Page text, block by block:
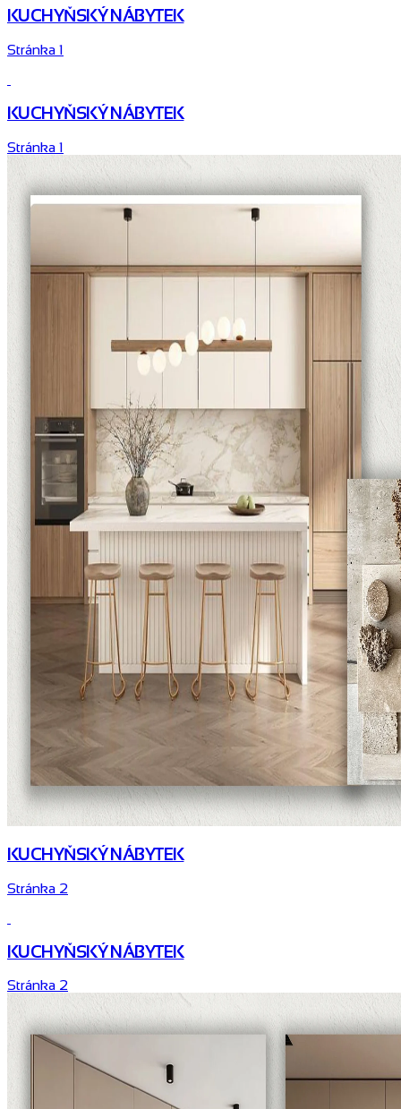
KUCHYŇSKÝ NÁBYTEK
Stránka 1
KUCHYŇSKÝ NÁBYTEK
Stránka 1
KUCHYŇSKÝ NÁBYTEK
Stránka 2
KUCHYŇSKÝ NÁBYTEK
Stránka 2